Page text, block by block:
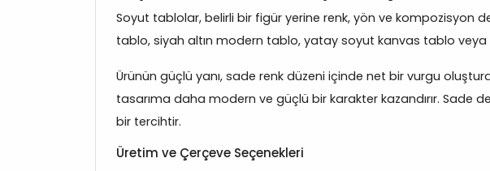
Soyut tablolar, belirli bir figür yerine renk, yön ve kompozisyon
tablo, siyah altın modern tablo, yatay soyut kanvas tablo
Ürünün güçlü yanı, sade renk düzeni içinde net bir vurgu
tasarıma daha modern ve güçlü bir karakter kazandırır. Sade
bir tercihtir.
Üretim ve Çerçeve Seçenekleri